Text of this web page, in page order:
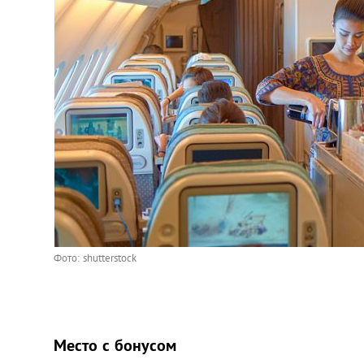
Фото: shutterstock
Место с бонусом